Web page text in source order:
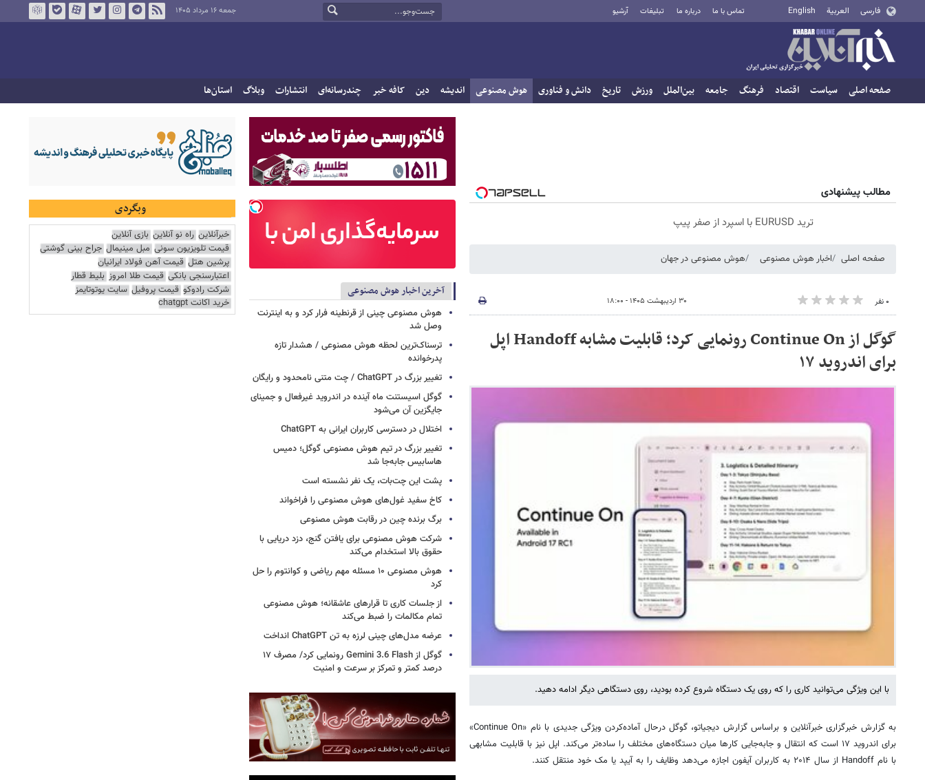
فارسی العربية English تماس با ما درباره ما تبلیغات آرشیو جمعه ۱۶ مرداد ۱۴۰۵
صفحه اصلی سیاست اقتصاد فرهنگ جامعه بین‌الملل ورزش تاریخ دانش و فناوری هوش مصنوعی اندیشه دین کافه خبر چندرسانه‌ای انتشارات وبلاگ استان‌ها
مطالب پیشنهادی
ترید EURUSD با اسپرد از صفر پیپ
صفحه اصلی اخبار هوش مصنوعی هوش مصنوعی در جهان
۰ نفر ۳۰ اردیبهشت ۱۴۰۵ - ۱۸:۰۰
گوگل از Continue On رونمایی کرد؛ قابلیت مشابه Handoff اپل
برای اندروید ۱۷
با این ویژگی می‌توانید کاری را که روی یک دستگاه شروع کرده بودید، روی دستگاهی دیگر ادامه دهید.
به گزارش خبرگزاری خبرآنلاین و براساس گزارش دیجیاتو، گوگل درحال آماده‌کردن ویژگی جدیدی با نام «Continue On»
برای اندروید ۱۷ است که انتقال و جابه‌جایی کارها میان دستگاه‌های مختلف را ساده‌تر می‌کند. اپل نیز با قابلیت مشابهی
با نام Handoff از سال ۲۰۱۴ به کاربران آیفون اجازه می‌دهد وظایف را به آیپد یا مک خود منتقل کنند.
آخرین اخبار هوش مصنوعی
هوش مصنوعی چینی از قرنطینه فرار کرد و به اینترنت
وصل شد
ترسناک‌ترین لحظه هوش مصنوعی / هشدار تازه
پدرخوانده
تغییر بزرگ در ChatGPT / چت متنی نامحدود و رایگان
گوگل اسیستنت ماه آینده در اندروید غیرفعال و جمینای
جایگزین آن می‌شود
اختلال در دسترسی کاربران ایرانی به ChatGPT
تغییر بزرگ در تیم هوش مصنوعی گوگل؛ دمیس
هاسابیس جابه‌جا شد
پشت این چت‌بات، یک نفر نشسته است
کاخ سفید غول‌های هوش مصنوعی را فراخواند
برگ برنده چین در رقابت هوش مصنوعی
شرکت هوش مصنوعی برای یافتن گنج، دزد دریایی با
حقوق بالا استخدام می‌کند
هوش مصنوعی ۱۰ مسئله مهم ریاضی و کوانتوم را حل
کرد
از جلسات کاری تا قرارهای عاشقانه؛ هوش مصنوعی
تمام مکالمات را ضبط می‌کند
عرضه مدل‌های چینی لرزه به تن ChatGPT انداخت
گوگل از Gemini 3.6 Flash رونمایی کرد/ مصرف ۱۷
درصد کمتر و تمرکز بر سرعت و امنیت
وبگردی
خبرآنلاین راه نو آنلاین بازی آنلاین
قیمت تلویزیون سونی مبل مینیمال جراح بینی گوشتی
پرشین هتل قیمت آهن فولاد ایرانیان
اعتبارسنجی بانکی قیمت طلا امروز بلیط قطار
شرکت رادوکو قیمت پروفیل سایت یوتوتایمز
خرید اکانت chatgpt